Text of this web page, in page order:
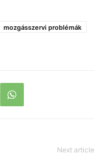
mozgásszervi problémák
Next article